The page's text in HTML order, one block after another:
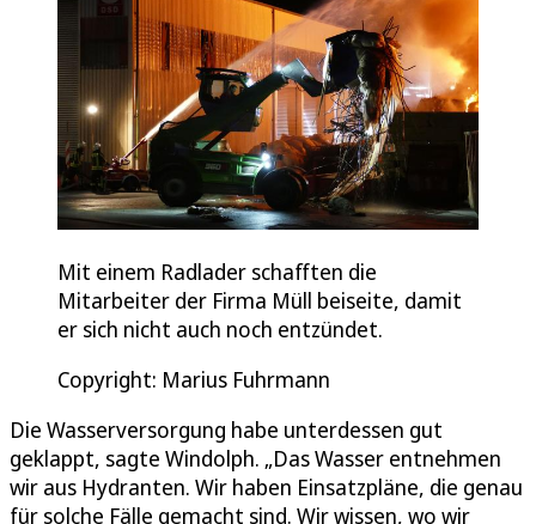
Mit einem Radlader schafften die
Mitarbeiter der Firma Müll beiseite, damit
er sich nicht auch noch entzündet.
Copyright: Marius Fuhrmann
Die Wasserversorgung habe unterdessen gut
geklappt, sagte Windolph. „Das Wasser entnehmen
wir aus Hydranten. Wir haben Einsatzpläne, die genau
für solche Fälle gemacht sind. Wir wissen, wo wir